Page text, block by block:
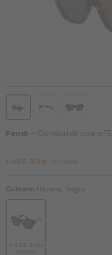
Fendi — Ochelari de soare
1 435 RON
Culoare: Havana, Negru
1 435 RON